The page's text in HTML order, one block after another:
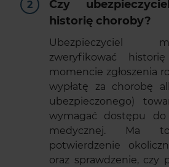
Czy
historię choroby?
Ubezpieczyciel
zweryfikować
momencie zgłoszenia
wypłatę za chorobę
ubezpieczonego)
wymagać dostępu
medycznej. Ma
potwierdzenie
oraz sprawdzenie, czy